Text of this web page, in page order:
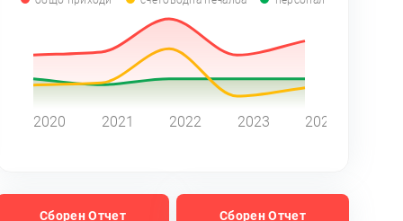
2020 2021 2022 2023 2024
Сборен Отчет Сборен Отчет